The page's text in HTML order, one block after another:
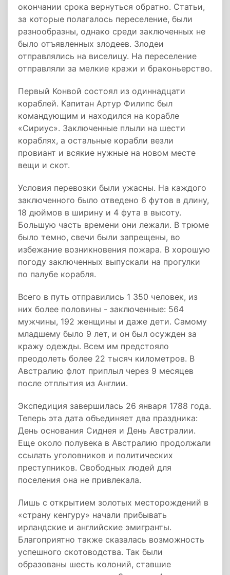
окончании срока вернуться обратно. Статьи,
за которые полагалось переселение, были
разнообразны, однако среди заключенных не
было отъявленных злодеев. Злодеи
отправлялись на виселицу. На переселение
отправляли за мелкие кражи и браконьерство.
Первый Конвой состоял из одиннадцати
кораблей. Капитан Артур Филипс был
командующим и находился на корабле
«Сириус». Заключенные плыли на шести
кораблях, а остальные корабли везли
провиант и всякие нужные на новом месте
вещи и скот.
Условия перевозки были ужасны. На каждого
заключенного было отведено 6 футов в длину,
18 дюймов в ширину и 4 фута в высоту.
Большую часть времени они лежали. В трюме
было темно, свечи были запрещены, во
избежание возникновения пожара. В хорошую
погоду заключенных выпускали на прогулки
по палубе корабля.
Всего в путь отправились 1 350 человек, из
них более половины - заключенные: 564
мужчины, 192 женщины и даже дети. Самому
младшему было 9 лет, и он был осужден за
кражу одежды. Всем им предстояло
преодолеть более 22 тысяч километров. В
Австралию флот приплыл через 9 месяцев
после отплытия из Англии.
Экспедиция завершилась 26 января 1788 года.
Теперь эта дата объединяет два праздника:
День основания Сиднея и День Австралии.
Еще около полувека в Австралию продолжали
ссылать уголовников и политических
преступников. Свободных людей для
поселения она не привлекала.
Лишь с открытием золотых месторождений в
«страну кенгуру» начали прибывать
ирландские и английские эмигранты.
Благоприятно также сказалась возможность
успешного скотоводства. Так были
образованы шесть колоний, ставшие